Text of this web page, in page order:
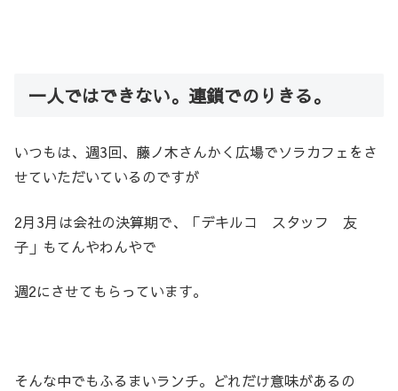
一人ではできない。連鎖でのりきる。
いつもは、週3回、藤ノ木さんかく広場でソラカフェをさ
せていただいているのですが
2月3月は会社の決算期で、「デキルコ スタッフ 友
子」もてんやわんやで
週2にさせてもらっています。
そんな中でもふるまいランチ。どれだけ意味があるの